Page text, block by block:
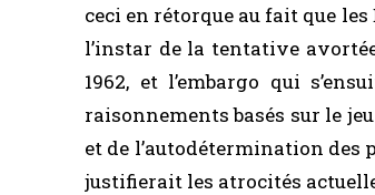
ceci en rétorque au fait que
l’instar de la tentative avortée
1962, et l’embargo qui
raisonnements basés sur le
et de l’autodétermination des
justifierait les atrocités